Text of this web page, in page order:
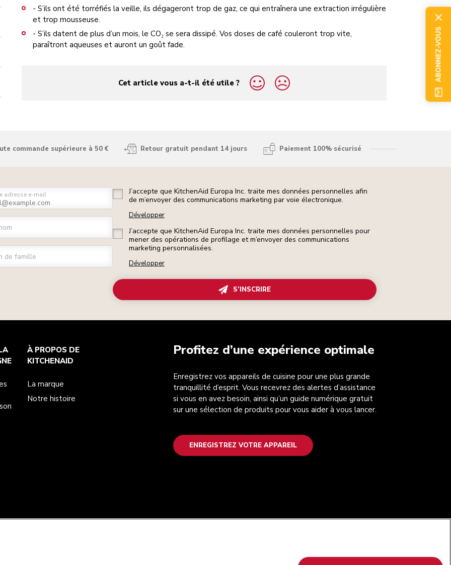
- S’ils ont été torréfiés la veille, ils dégageront trop de gaz, ce qui entraînera une extraction irrégulière
et trop mousseuse.
- S’ils datent de plus d’un mois, le CO₂ se sera dissipé. Vos doses de café couleront trop vite,
paraîtront aqueuses et auront un goût fade.
Cet article vous a-t-il été utile ?
yes
no
commande supérieure à 50 € Retour gratuit pendant 14 jours Paiement 100% sécurisé
adresse e-mail
de famille
J’accepte que KitchenAid Europa Inc. traite mes données personnelles afin
de m’envoyer des communications marketing par voie électronique.
Développer
J’accepte que KitchenAid Europa Inc. traite mes données personnelles pour
mener des opérations de profilage et m’envoyer des communications
marketing personnalisées.
Développer
S’INSCRIRE
Profitez d’une expérience optimale
Enregistrez vos appareils de cuisine pour une plus grande
tranquillité d’esprit. Vous recevrez des alertes d’assistance
si vous en avez besoin, ainsi qu’un guide numérique gratuit
sur une sélection de produits pour vous aider à vous lancer.
ENREGISTREZ VOTRE APPAREIL
À PROPOS DE
KITCHENAID
La marque
Notre histoire
ABONNEZ-VOUS